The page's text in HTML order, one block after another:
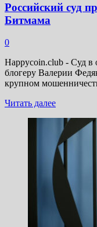
Российский суд
Битмама
0
Happycoin.club - Суд в
блогеру Валерии
крупном
Читать далееПрочитать
суд
продлил
срок
ареста
блогеру
Битмама